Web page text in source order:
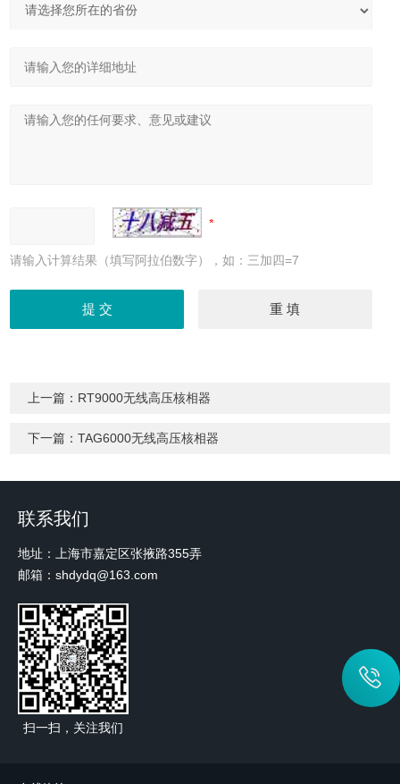
请输入计算结果（填写阿拉伯数字），如：三加四=7
上一篇： RT9000无线高压核相器
下一篇：TAG6000无线高压核相器
联系我们
地址：上海市嘉定区张掖路355弄
邮箱：shdydq@163.com
扫一扫，关注我们